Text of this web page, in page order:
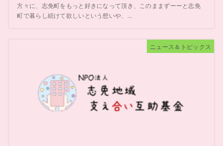
方々に、志免町をもっと好きになって頂き、このままずーーと志免
町で暮らし続けて欲しいという想いや、...
ニュース＆トピックス